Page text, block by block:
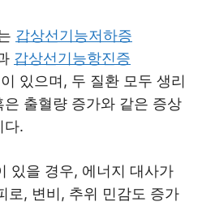
갑상선기능저하증
갑상선기능항진증
있으며, 두 질환 모두 생리
출혈량 증가와 같은 증상
다.
있을 경우, 에너지 대사가
로, 변비, 추위 민감도 증가